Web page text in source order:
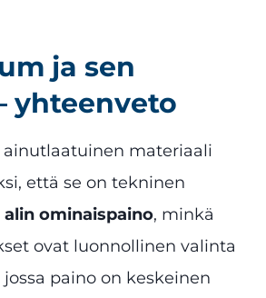
ja sen
yhteenveto
ainutlaatuinen materiaali
että se on tekninen
alin ominaispaino, minkä
ovat luonnollinen valinta
paino on keskeinen